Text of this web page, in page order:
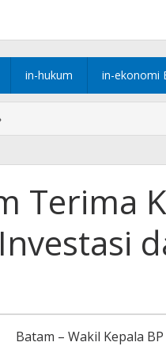
in-hukum in-ekonomi
Batam
Kunjungan
Wamen
Investasi
dan
Hilirisasi
Terima
Batam – Wakil Kepala